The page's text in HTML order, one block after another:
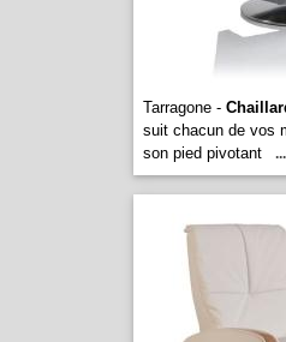
Tarragone -
suit chacun de vos
son pied pivotant
...